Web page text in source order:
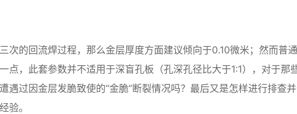
次的回流焊过程，那么金层厚度方面建议倾向于0.10微米；然而普
点，此套参数并不适用于深盲孔板（孔深孔径比大于1:1），对于那
遇过因金层发脆致使的“金脆”断裂情况吗？最后又是怎样进行排查
验。